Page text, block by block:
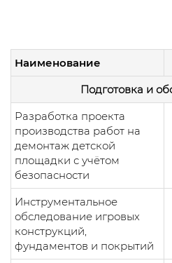
Наименование
Подготовка и
Разработка проекта
производства работ на
демонтаж детской
площадки с учётом
безопасности
Инструментальное
обследование игровых
конструкций,
фундаментов и покрытий